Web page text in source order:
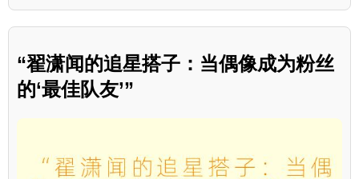
“翟潇闻的追星搭子：当偶像成为粉丝
的‘最佳队友’”